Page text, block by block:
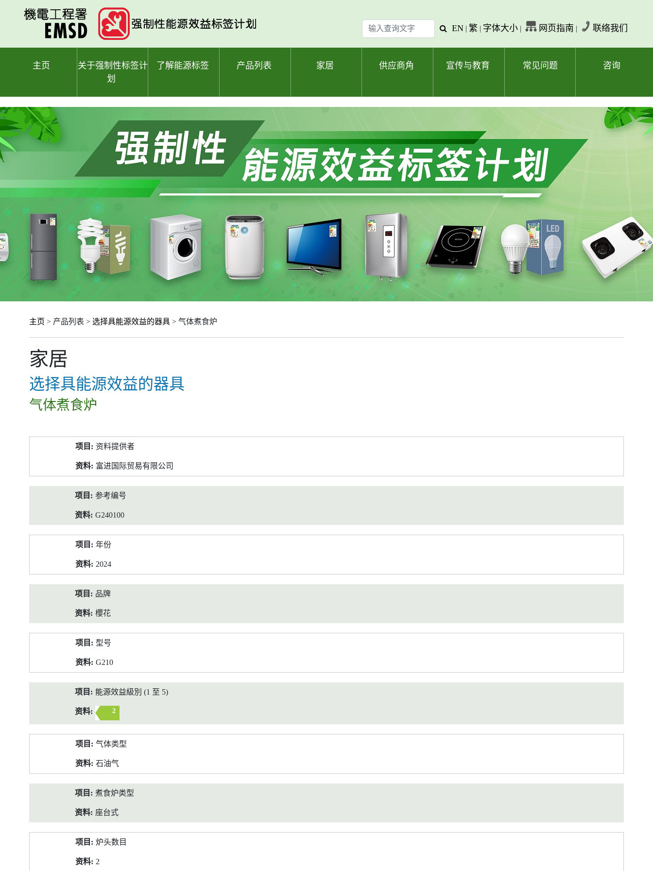
输
入
查
查
字
EN | 繁 | 字体大小 | 网页指南 | 联络我们
主页
关于强制性标签计
划
了解能源标签 产品列表 家居 供应商角 宣传与教育 常见问题 咨询
主页 > 产品列表 > 选择具能源效益的器具 > 气体煮食炉
家居
选择具能源效益的器具
气体煮食炉
料
资料提供者
富进国际贸易有限公司
参考编号
G240100
年份
2024
品牌
櫻花
型号
G210
能源效益級別 (1 至 5)
2
气体类型
石油气
煮食炉类型
座台式
炉头数目
2